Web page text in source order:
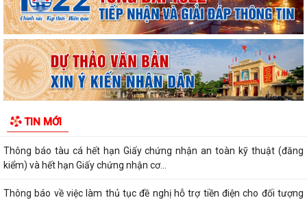
TIN MỚI
Kế hoạch triển khai công tác làm sạch, chuẩn hóa dữ liệu đăng ký hộ
kinh doanh, Hợp tác xã năm 2026
PHƯỜNG NAM TRIỆU TÍCH CỰC TUYÊN TRUYỀN HƯỚNG DẪN NÔNG
DÂN PHÒNG CHỐNG NẮNG NÓNG CHO THỦY SẢN NUÔI
Ủy ban nhân dân thành phố trong...
Thông báo tàu cá hết hạn Giấy chứng nhận an toàn kỹ thuật (đăng
kiểm) và hết hạn Giấy chứng nhận cơ...
Thông báo về việc làm thủ tục đề nghị hỗ trợ tiền điện cho đối tượng